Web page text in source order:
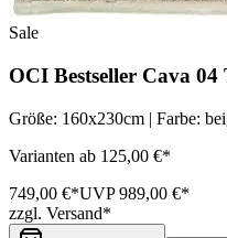
Sale
OCI Bestseller Cava 04
Größe: 160x230cm | Farbe:
Varianten ab 125,00 €*
749,00 €*UVP 989,00 €*
zzgl. Versand*